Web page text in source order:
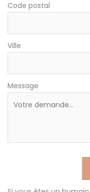
Code postal
Ville
Message